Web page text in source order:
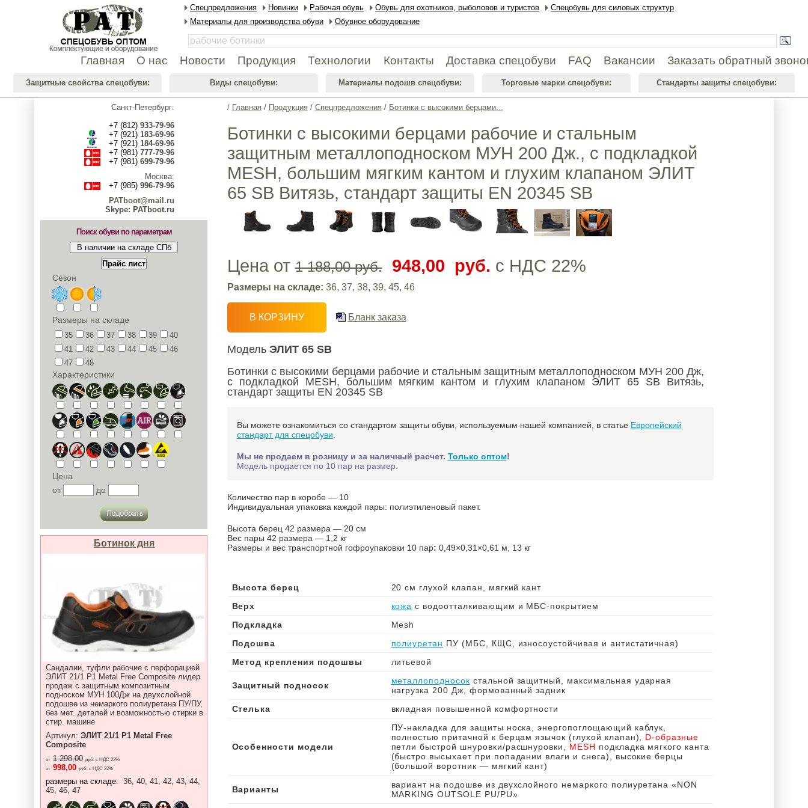
Санкт-Петербург:
+7 (812)933-79-96
+7 (921)183-69-96
+7 (921)184-69-96
+7 (981)777-79-96
+7 (981)699-79-96
Москва:
+7 (985)996-79-96
PATboot@mail.ru
Skype: PATboot.ru
Поиск обуви по параметрам
Сезон
Размеры на складе
35 36 37 38 39
40
41
42 43 44 45
46
47
48
Характеристики
Цена
от
до
Ботинок дня
Сандалии, туфли рабочие с перфорацией
ЭЛИТ 21/1 P1 Metal Free Composite лидер
продаж с защитным композитным
подноском МУН 100Дж на двухслойной
подошве из немаркого полиуретана ПУ/ПУ,
без мет. деталей и возможностью стирки в
стир. машине
Артикул:ЭЛИТ 21/1 P1 Metal Free
Composite
от 1 298,00 руб. с НДС 22%
от 998,00 руб. с НДС 22%
размеры на складе: 36, 40, 41, 42, 43, 44,
45, 46, 47
/ Главная/ Продукция/ Спецпредложения/ Ботинки с высокими берцами...
Ботинки с высокими берцами рабочие и стальным
защитным металлоподноском МУН 200 Дж., с подкладкой
MESH, большим мягким кантом и глухим клапаном ЭЛИТ
65 SB Витязь, стандарт защиты EN 20345 SB
Цена от1 188,00 руб. 948,00 руб. с НДС 22%
Размеры на складе: 36, 37, 38, 39, 45, 46
В КОРЗИНУ Бланк заказа
Модель ЭЛИТ 65 SB
Ботинки с высокими берцами рабочие и стальным защитным металлоподноском МУН 200 Дж,
с подкладкой MESH, большим мягким кантом и глухим клапаном ЭЛИТ 65 SB Витязь,
стандарт защиты EN 20345 SB
Вы можете ознакомиться со стандартом защиты обуви, используемым нашей компанией, в статье Европейский
стандарт для спецобуви
Мы не продаем в розницу и за наличный расчет. Только оптом!
Модель продается по 10 пар на размер.
Количество пар в коробе — 10
Индивидуальная упаковка каждой пары: полиэтиленовый пакет.
Высота берец 42 размера — 20 см
Вес пары 42 размера — 1,2 кг
Размеры и вес транспортной гофроупаковки 10 пар: 0,49×0,31×0,61 м, 13 кг
Высота берец
20 см глухой клапан, мягкий кант
Верх
кожа с водоотталкивающим и МБС-покрытием
Подкладка
Mesh
Подошва
полиуретан ПУ (МБС, КЩС, износоустойчивая и антистатичная)
Метод крепления подошвы
литьевой
Защитный подносок металлоподносок стальной защитный, максимальная ударная
нагрузка 200 Дж, формованный задник
Стелька
вкладная повышенной комфортности
Особенности модели
ПУ-накладка для защиты носка, энергопоглощающий каблук,
полностью притачной к берцам язычок (глухой клапан), D-образные
петли быстрой шнуровки/расшнуровки, MESH подкладка мягкого канта
(быстро высыхает при попадании влаги и снега), высокие берцы
(большой воротник — мягкий кант)
Варианты
вариант на подошве из двухслойного немаркого полиуретана «NON
MARKING OUTSOLE PU/PU»
Спецпредложения Новинки Рабочая обувь Обувь для охотников, рыболовов и туристов
Спецобувь для силовых структур
Материалы для производства обуви
Обувное оборудование
Главная О нас Новости Продукция Технологии Контакты Доставка спецобуви FAQ Вакансии Заказать обратный
Защитные свойства спецобуви: Виды спецобуви: Материалы подошв спецобуви: Торговые марки спецобуви: Стандарты защиты спецобуви: